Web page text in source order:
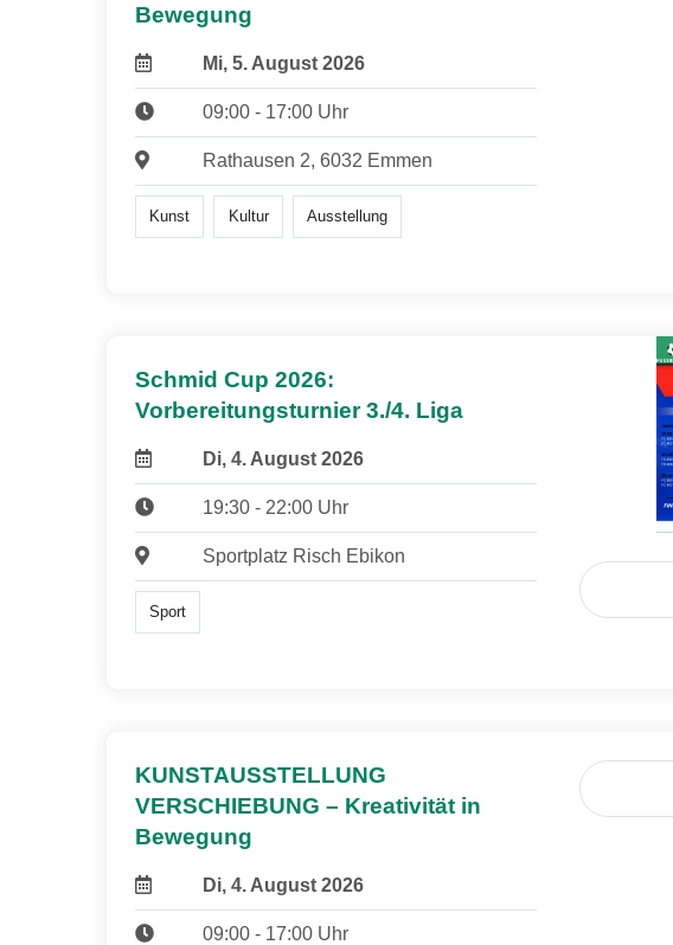
Bewegung
Mi, 5. August 2026
09:00 - 17:00 Uhr
Rathausen 2, 6032 Emmen
Kunst Kultur Ausstellung
Schmid Cup 2026:
Vorbereitungsturnier 3./4. Liga
Di, 4. August 2026
19:30 - 22:00 Uhr
Sportplatz Risch Ebikon
Sport
KUNSTAUSSTELLUNG
VERSCHIEBUNG – Kreativität in
Bewegung
Di, 4. August 2026
09:00 - 17:00 Uhr